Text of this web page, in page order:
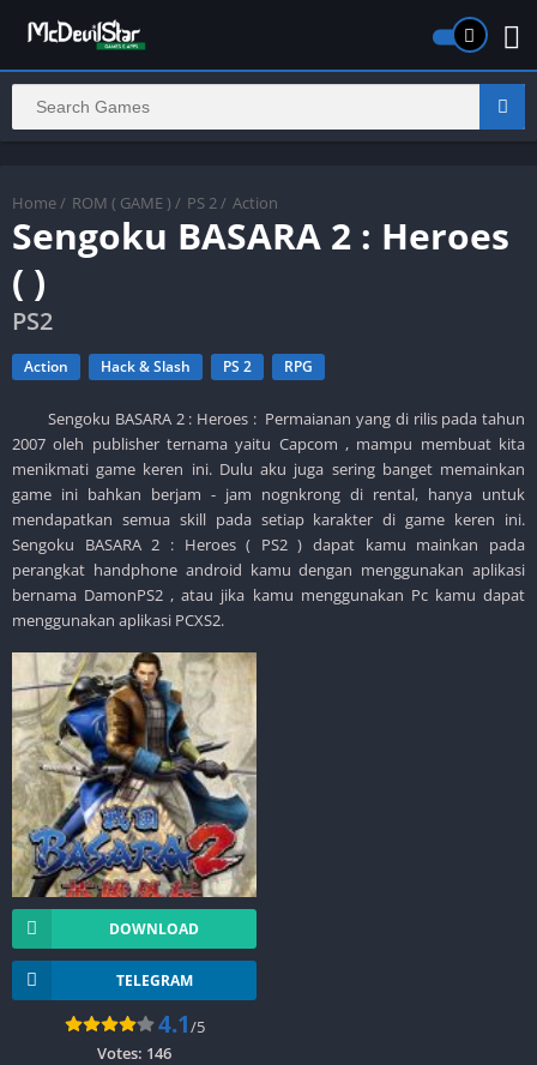
Home / ROM ( GAME ) / PS 2 / Action
Sengoku BASARA 2 : Heroes
( )
PS2
Action Hack & Slash PS 2 RPG
Sengoku BASARA 2 : Heroes : Permaianan yang di rilis pada tahun
2007 oleh publisher ternama yaitu Capcom , mampu membuat kita
menikmati game keren ini. Dulu aku juga sering banget memainkan
game ini bahkan berjam - jam nognkrong di rental, hanya untuk
mendapatkan semua skill pada setiap karakter di game keren ini.
Sengoku BASARA 2 : Heroes ( PS2 ) dapat kamu mainkan pada
perangkat handphone android kamu dengan menggunakan aplikasi
bernama DamonPS2 , atau jika kamu menggunakan Pc kamu dapat
menggunakan aplikasi PCXS2.
DOWNLOAD
TELEGRAM
4.1/5
Votes: 146